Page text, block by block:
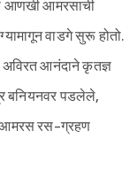
आणखी आमरसाची
वाडगे सुरू होतो.
आनंदाने कृतज्ञ
बनियनवर पडलेले,
रस-ग्रहण